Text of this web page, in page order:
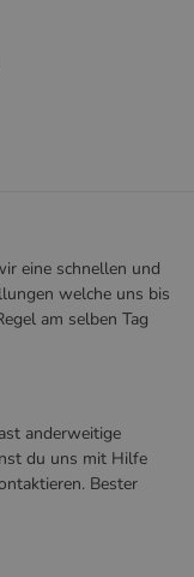
eine schnellen und
welche uns bis
am selben Tag
anderweitige
du uns mit Hilfe
Bester